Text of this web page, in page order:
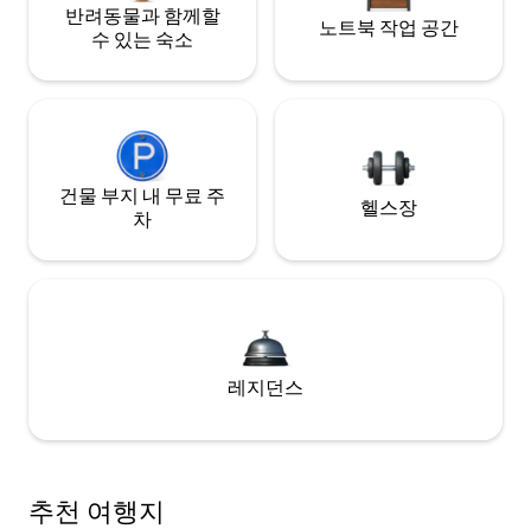
반려동물과 함께할
수 있는 숙소
노트북 작업 공간
건물 부지 내 무료 주
차
헬스장
레지던스
추천 여행지